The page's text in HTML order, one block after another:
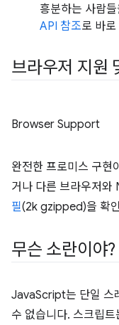
흥분하는 사람
API 참조로 바
브라우저 지원
Browser Support
완전한 프로미스 구현
거나 다른 브라우저와
필(2k gzipped)을 확
무슨 소란이야?
JavaScript는 단일 스
수 없습니다. 스크립